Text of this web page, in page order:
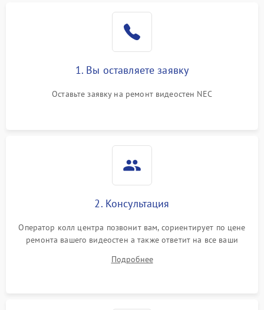
1. Вы оставляете заявку
Оставьте заявку на ремонт видеостен NEC
2. Консультация
Оператор колл центра позвонит вам, сориентирует по цене
ремонта вашего видеостен а также ответит на все ваши
Подробнее